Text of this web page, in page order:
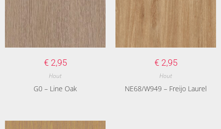
€ 2,95
Hout
G0 – Line Oak
€ 2,95
Hout
NE68/W949 – Freijo Laurel